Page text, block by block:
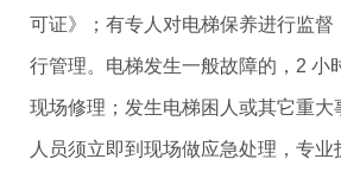
可证》；有专人对电梯保养进行监督
行管理。电梯发生一般故障的，2 小
现场修理；发生电梯困人或其它重大
人员须立即到现场做应急处理，专